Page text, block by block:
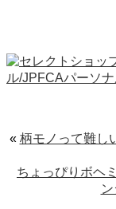
« 柄モノって難し
ちょっぴりボヘ